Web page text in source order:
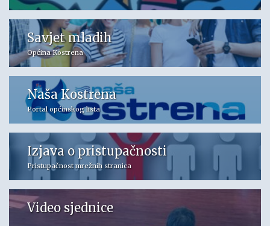
Savjet mladih
Općina Kostrena
Naša Kostrena
Portal općinskog lista
Izjava o pristupačnosti
Pristupačnost mrežnih stranica
Video sjednice